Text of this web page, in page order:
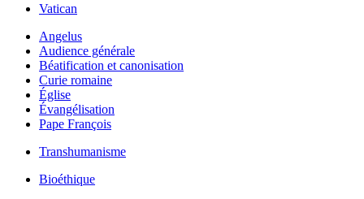
Vatican
Angelus
Audience générale
Béatification et canonisation
Curie romaine
Église
Évangélisation
Pape François
Transhumanisme
Bioéthique